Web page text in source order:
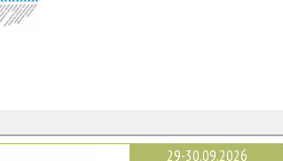
29-30.09.2026